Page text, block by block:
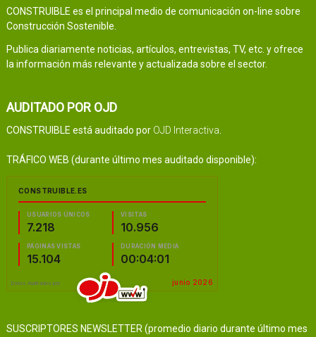
CONSTRUIBLE es el principal medio de comunicación on-line sobre
Construcción Sostenible.
Publica diariamente noticias, artículos, entrevistas, TV, etc. y ofrece
la información más relevante y actualizada sobre el sector.
AUDITADO POR OJD
CONSTRUIBLE está auditado por OJD Interactiva.
TRÁFICO WEB (durante último mes auditado disponible):
SUSCRIPTORES NEWSLETTER (promedio diario durante último mes